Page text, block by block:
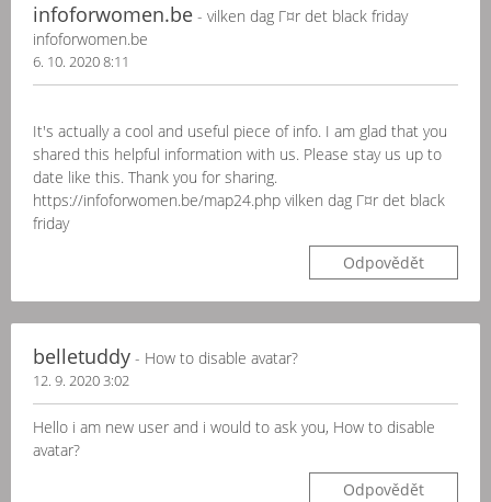
infoforwomen.be - vilken dag Г¤r det black friday
infoforwomen.be
6. 10. 2020 8:11
It's actually a cool and useful piece of info. I am glad that you
shared this helpful information with us. Please stay us up to
date like this. Thank you for sharing.
https://infoforwomen.be/map24.php vilken dag Г¤r det black
friday
Odpovědět
belletuddy - How to disable avatar?
12. 9. 2020 3:02
Hello i am new user and i would to ask you, How to disable
avatar?
Odpovědět